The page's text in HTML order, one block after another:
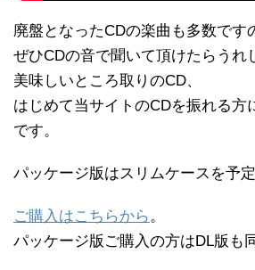
廃盤となったCDの楽曲も多数です
ぜひCDの音で聞いて頂けたらうれ
美味しいところ取りのCD、
はじめて当サイトのCDを振れる方
です。
パッケージ版はスリムケースを予定
ご購入はこちらから。
パッケージ版ご購入の方はDL版も